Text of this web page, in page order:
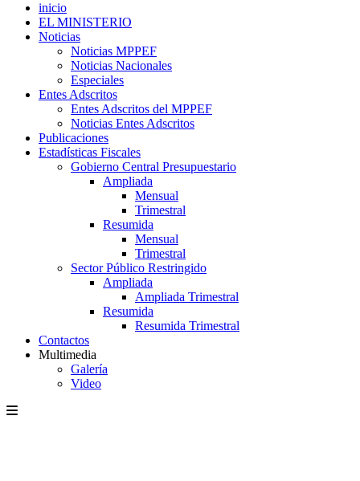
inicio
EL MINISTERIO
Noticias
Noticias MPPEF
Noticias Nacionales
Especiales
Entes Adscritos
Entes Adscritos del MPPEF
Noticias Entes Adscritos
Publicaciones
Estadísticas Fiscales
Gobierno Central Presupuestario
Ampliada
Mensual
Trimestral
Resumida
Mensual
Trimestral
Sector Público Restringido
Ampliada
Ampliada Trimestral
Resumida
Resumida Trimestral
Contactos
Multimedia
Galería
Video